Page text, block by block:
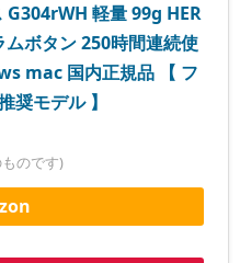
G304rWH 軽量 99g HER
ボタン 250時間連続使
mac 国内正規品 【 フ
奨モデル 】
のです)